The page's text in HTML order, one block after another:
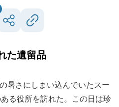
た遺留品
暑さにしまい込んでいたスー
る役所を訪れた。この日は珍